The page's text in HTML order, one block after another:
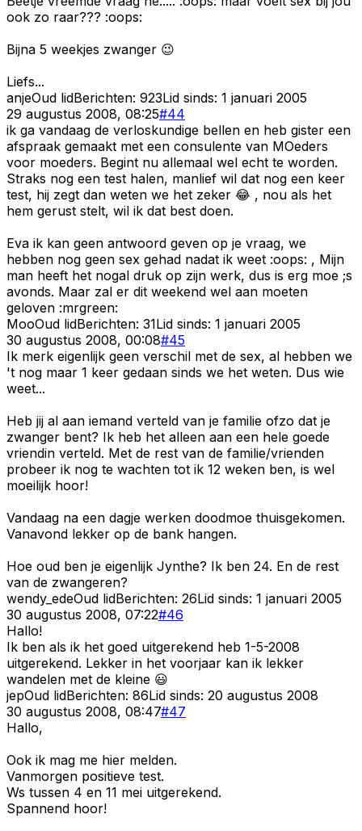
ook zo raar??? :oops:
Bijna 5 weekjes zwanger 😉
Liefs...
anjeOud lidBerichten: 923Lid sinds: 1 januari 2005
29 augustus 2008, 08:25#44
ik ga vandaag de verloskundige bellen en heb gister een
afspraak gemaakt met een consulente van MOeders
voor moeders. Begint nu allemaal wel echt te worden.
Straks nog een test halen, manlief wil dat nog een keer
test, hij zegt dan weten we het zeker 😂 , nou als het
hem gerust stelt, wil ik dat best doen.
Eva ik kan geen antwoord geven op je vraag, we
hebben nog geen sex gehad nadat ik weet :oops: , Mijn
man heeft het nogal druk op zijn werk, dus is erg moe ;s
avonds. Maar zal er dit weekend wel aan moeten
geloven :mrgreen:
MooOud lidBerichten: 31Lid sinds: 1 januari 2005
30 augustus 2008, 00:08#45
Ik merk eigenlijk geen verschil met de sex, al hebben we
't nog maar 1 keer gedaan sinds we het weten. Dus wie
weet...
Heb jij al aan iemand verteld van je familie ofzo dat je
zwanger bent? Ik heb het alleen aan een hele goede
vriendin verteld. Met de rest van de familie/vrienden
probeer ik nog te wachten tot ik 12 weken ben, is wel
moeilijk hoor!
Vandaag na een dagje werken doodmoe thuisgekomen.
Vanavond lekker op de bank hangen.
Hoe oud ben je eigenlijk Jynthe? Ik ben 24. En de rest
van de zwangeren?
wendy_edeOud lidBerichten: 26Lid sinds: 1 januari 2005
30 augustus 2008, 07:22#46
Hallo!
Ik ben als ik het goed uitgerekend heb 1-5-2008
uitgerekend. Lekker in het voorjaar kan ik lekker
wandelen met de kleine 😃
jepOud lidBerichten: 86Lid sinds: 20 augustus 2008
30 augustus 2008, 08:47#47
Hallo,
Ook ik mag me hier melden.
Vanmorgen positieve test.
Ws tussen 4 en 11 mei uitgerekend.
Spannend hoor!